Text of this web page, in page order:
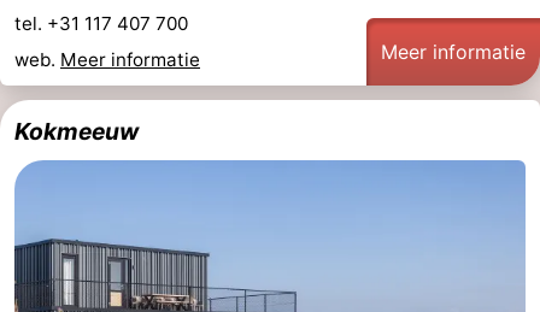
tel. +31 117 407 700
web. Meer informatie Meer informatie
Kokmeeuw